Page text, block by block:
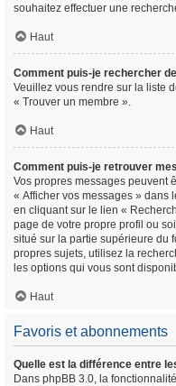
souhaitez effectuer une
Haut
Comment puis-je rechercher
Veuillez vous rendre sur la liste
« Trouver un membre ».
Haut
Comment puis-je retrouver
Vos propres messages peuvent
« Afficher vos messages » dans
en cliquant sur le lien «
page de votre propre profil ou
situé sur la partie supérieure du
propres sujets, utilisez la
les options qui vous sont
Haut
Favoris et abonnements
Quelle est la différence entre
Dans phpBB 3.0, la